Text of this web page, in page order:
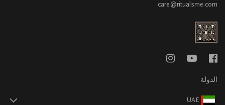
care@ritualsme.com
الدولة
UAE